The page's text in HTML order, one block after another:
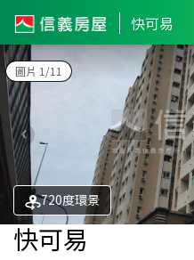
快可易
圖片 1/11
720度環景
快可易